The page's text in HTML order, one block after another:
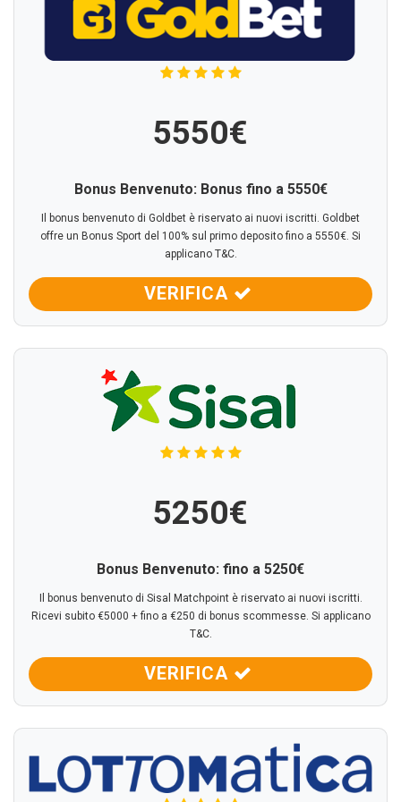
5550€
Bonus Benvenuto: Bonus fino a 5550€
Il bonus benvenuto di Goldbet è riservato ai nuovi iscritti. Goldbet
offre un Bonus Sport del 100% sul primo deposito fino a 5550€. Si
applicano T&C.
VERIFICA
5250€
Bonus Benvenuto: fino a 5250€
Il bonus benvenuto di Sisal Matchpoint è riservato ai nuovi iscritti.
Ricevi subito €5000 + fino a €250 di bonus scommesse. Si applicano
T&C.
VERIFICA